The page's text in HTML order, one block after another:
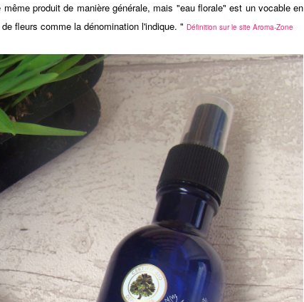
produit de manière générale, mais "eau florale" est un vocable en
fleurs comme la dénomination l'indique. " Définition sur le site Aroma-Zone